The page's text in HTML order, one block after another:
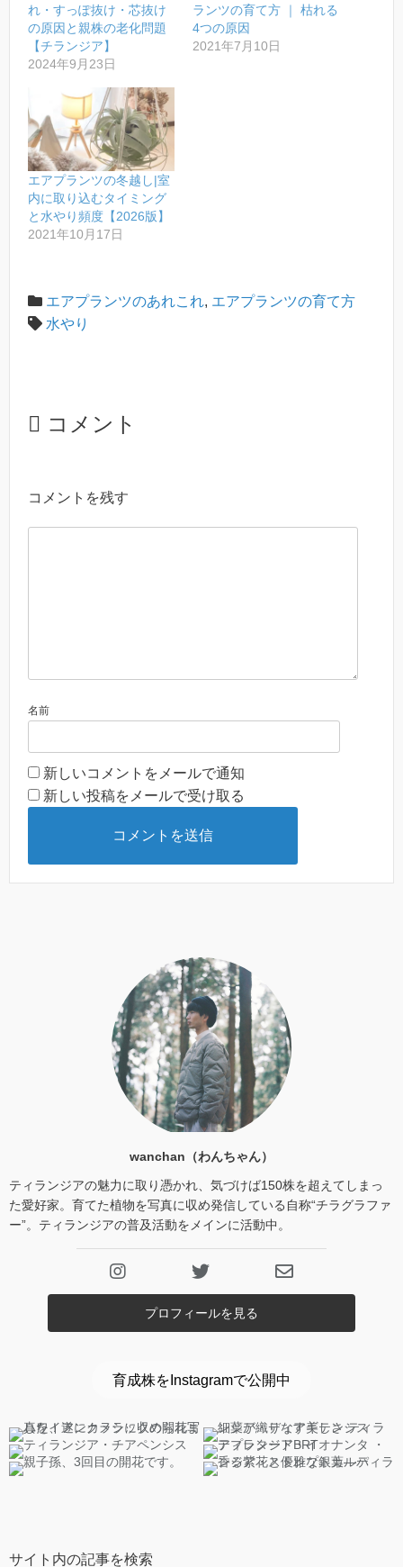
れ・すっぽ抜け・芯抜け
の原因と親株の老化問題
【チランジア】
2024年9月23日
ランツの育て方 ｜ 枯れる
4つの原因
2021年7月10日
エアプランツの冬越し|室
内に取り込むタイミング
と水やり頻度【2026版】
2021年10月17日
エアプランツのあれこれ, エアプランツの育て方
水やり
コメント
コメントを残す
名前
新しいコメントをメールで通知
新しい投稿をメールで受け取る
wanchan（わんちゃん）
ティランジアの魅力に取り憑かれ、気づけば150株を超えてしまっ
た愛好家。育てた植物を写真に収め発信している自称“チラグラファ
ー”。ティランジアの普及活動をメインに活動中。
プロフィールを見る
育成株をInstagramで公開中
サイト内の記事を検索